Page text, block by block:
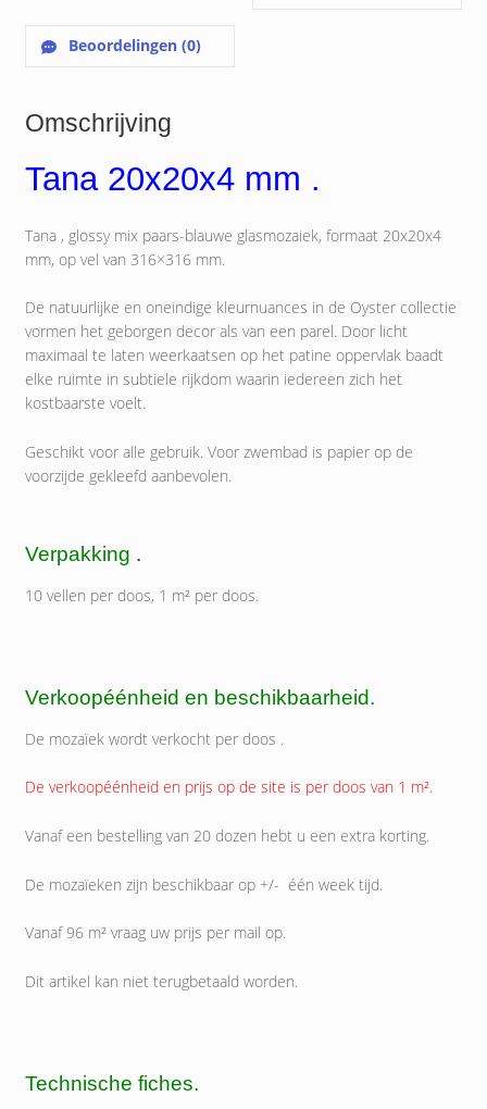
Beoordelingen (0)
Omschrijving
Tana 20x20x4 mm .
Tana , glossy mix paars-blauwe glasmozaiek, formaat 20x20x4
mm, op vel van 316×316 mm.
De natuurlijke en oneindige kleurnuances in de Oyster collectie
vormen het geborgen decor als van een parel. Door licht
maximaal te laten weerkaatsen op het patine oppervlak baadt
elke ruimte in subtiele rijkdom waarin iedereen zich het
kostbaarste voelt.
Geschikt voor alle gebruik. Voor zwembad is papier op de
voorzijde gekleefd aanbevolen.
Verpakking .
10 vellen per doos, 1 m² per doos.
Verkoopéénheid en beschikbaarheid.
De mozaïek wordt verkocht per doos .
De verkoopéénheid en prijs op de site is per doos van 1 m².
Vanaf een bestelling van 20 dozen hebt u een extra korting.
De mozaïeken zijn beschikbaar op +/- één week tijd.
Vanaf 96 m² vraag uw prijs per mail op.
Dit artikel kan niet terugbetaald worden.
Technische fiches.